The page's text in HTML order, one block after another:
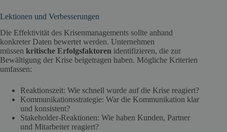
Lektionen und Verbesserungen
Die Effektivität des Krisenmanagements sollte anhand
konkreter Daten bewertet werden. Unternehmen
müssen kritische Erfolgsfaktoren identifizieren, die zur
Bewältigung der Krise beigetragen haben. Mögliche Kriterien
umfassen:
Reaktionszeit: Wie schnell wurde auf die Krise reagiert?
Kommunikationsstrategie: War die Kommunikation klar
und konsistent?
Stakeholder-Reaktionen: Wie haben Kunden, Partner
und Mitarbeiter reagiert?